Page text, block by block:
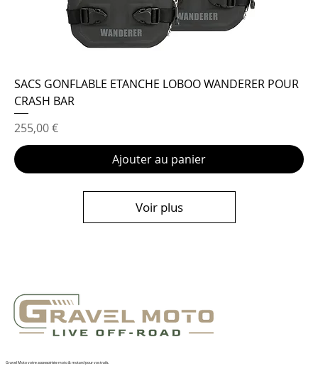
SACS GONFLABLE ETANCHE LOBOO WANDERER POUR
CRASH BAR
Prix
255,00 €
Ajouter au panier
Voir plus
Gravel Moto votre accessoiriste moto & motard pour vos trails.